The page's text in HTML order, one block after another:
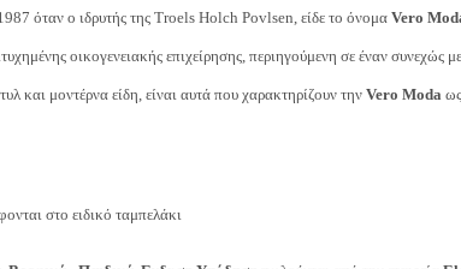
όταν ο ιδρυτής της Troels Holch Povlsen, είδε το όνομα Vero
οικογενειακής επιχείρησης, περιηγούμενη σε έναν
και μοντέρνα είδη, είναι αυτά που χαρακτηρίζουν την Vero Moda
στο ειδικό ταμπελάκι